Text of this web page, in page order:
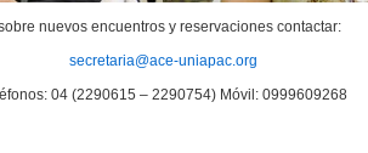
nuevos encuentros y reservaciones contactar:
secretaria@ace-uniapac.org
04 (2290615 – 2290754) Móvil: 0999609268